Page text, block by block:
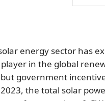
energy sector has
in the global
government
the total solar